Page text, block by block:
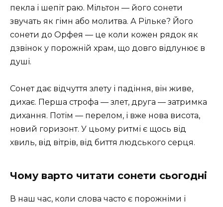
пекла і шепіт раю. Мільтон — його сонети
звучать як гімн або молитва. А Рільке? Його
сонети до Орфея — це коли кожен рядок як
дзвінок у порожній храм, що довго відлунює в
душі.
Сонет дає відчуття злету і падіння, він живе,
дихає. Перша строфа — злет, друга — затримка
дихання. Потім — перелом, і вже нова висота,
новий горизонт. У цьому ритмі є щось від
хвиль, від вітрів, від биття людського серця.
Чому варто читати сонети сьогодні
В наш час, коли слова часто є порожніми і